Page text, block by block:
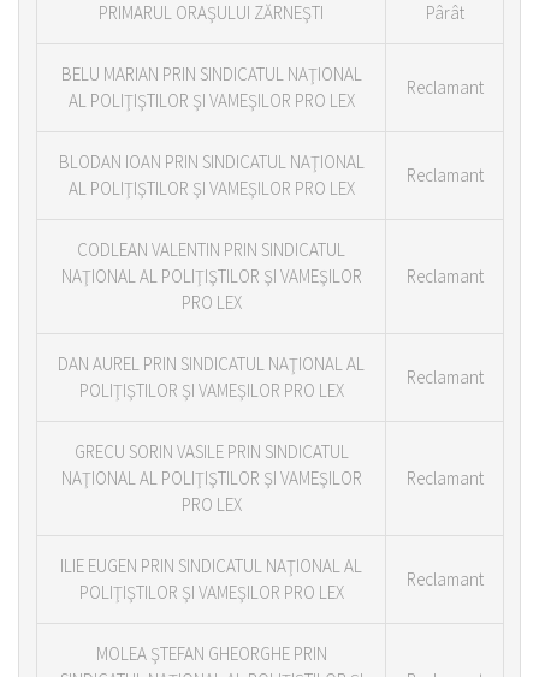
PRIMARUL ORAŞULUI ZĂRNEŞTI Pârât
BELU MARIAN PRIN SINDICATUL NAŢIONAL
AL POLIŢIŞTILOR ŞI VAMEŞILOR PRO LEX
Reclamant
BLODAN IOAN PRIN SINDICATUL NAŢIONAL
AL POLIŢIŞTILOR ŞI VAMEŞILOR PRO LEX
Reclamant
CODLEAN VALENTIN PRIN SINDICATUL
NAŢIONAL AL POLIŢIŞTILOR ŞI VAMEŞILOR
PRO LEX
Reclamant
DAN AUREL PRIN SINDICATUL NAŢIONAL AL
POLIŢIŞTILOR ŞI VAMEŞILOR PRO LEX
Reclamant
GRECU SORIN VASILE PRIN SINDICATUL
NAŢIONAL AL POLIŢIŞTILOR ŞI VAMEŞILOR
PRO LEX
Reclamant
ILIE EUGEN PRIN SINDICATUL NAŢIONAL AL
POLIŢIŞTILOR ŞI VAMEŞILOR PRO LEX
Reclamant
MOLEA ŞTEFAN GHEORGHE PRIN